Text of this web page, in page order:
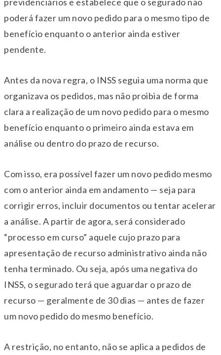
poderá fazer um novo pedido para o mesmo tipo de
benefício enquanto o anterior ainda estiver
pendente.
Antes da nova regra, o INSS seguia uma norma que
organizava os pedidos, mas não proibia de forma
clara a realização de um novo pedido para o mesmo
benefício enquanto o primeiro ainda estava em
análise ou dentro do prazo de recurso.
Com isso, era possível fazer um novo pedido mesmo
com o anterior ainda em andamento — seja para
corrigir erros, incluir documentos ou tentar acelerar
a análise. A partir de agora, será considerado
“processo em curso” aquele cujo prazo para
apresentação de recurso administrativo ainda não
tenha terminado. Ou seja, após uma negativa do
INSS, o segurado terá que aguardar o prazo de
recurso — geralmente de 30 dias — antes de fazer
um novo pedido do mesmo benefício.
A restrição, no entanto, não se aplica a pedidos de